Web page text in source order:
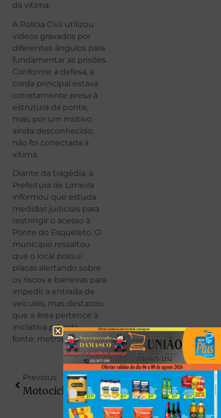
da vítima.
A Polícia Civil utilizou
vídeos gravados por
diferentes ângulos para
fundamentar as prisões.
Conforme a defesa, a
corda principal estava
corretamente presa à
estrutura da ponte,
mas, por um motivo
ainda desconhecido,
não foi conectada à
vítima.
Diante da tragédia, a
Prefeitura de Limeira
informou que estuda
medidas judiciais para
restringir o acesso à
Ponte do Esqueleto. O
município ressaltou
que o local possui
placas alertando sobre
os riscos e barreiras para
impedir a entrada de
veículos, mas destacou
que a área pertence à
iniciativa privada.
fonte: metrópoles
Previous
Motociclista Sem CNH E Com Sinais De Embriaguez Bate Em Viatura Da PM Na Região
Next
T-Cross Capota Após Colisão Traseira Com Corolla Na PR-323, Em Umuarama